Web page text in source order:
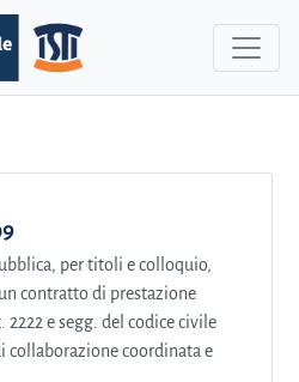
per titoli e colloquio,
contratto di prestazione
e segg. del codice civile
coordinata e